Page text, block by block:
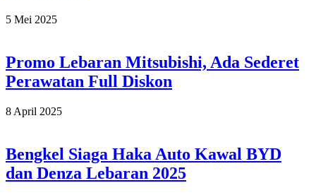
2025-
5 Mei 2025
Promo Lebaran Mitsubishi, Ada Sederet
Perawatan Full Diskon
2025-
8 April 2025
Bengkel Siaga Haka Auto Kawal BYD
dan Denza Lebaran 2025